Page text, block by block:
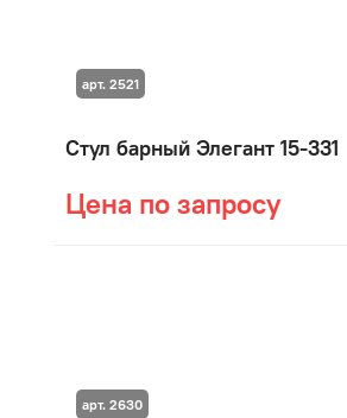
Стул барный Элегант 15-331
Цена по запросу
арт. 2521
арт. 2630